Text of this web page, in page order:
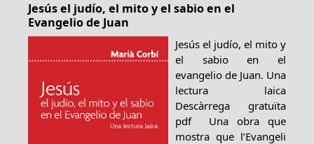
Jesús el judío, el mito y el sabio en el
Evangelio de Juan
Jesús el judío, el mito y
el sabio en el
evangelio de Juan. Una
lectura laica
Descàrrega gratuïta
pdf Una obra que
mostra que l’Evangeli